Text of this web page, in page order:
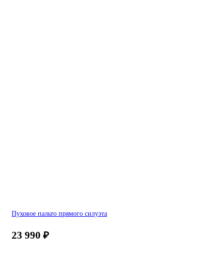
Пуховое пальто прямого силуэта
23 990 ₽